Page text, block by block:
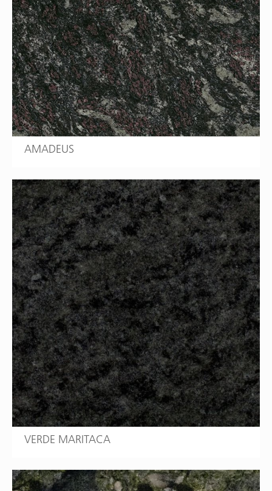
AMADEUS
VERDE MARITACA